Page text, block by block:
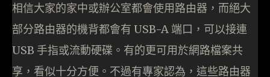
相信大家的家中或辦公室都會使用路由器，而絕大
部分路由器的機背都會有 USB-A 端口，可以接連
USB 手指或流動硬碟。有的更可用於網路檔案共
享，看似十分方便。不過有專家認為，這些路由器